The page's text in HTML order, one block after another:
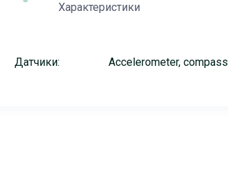
Характеристики
Датчики: Accelerometer, compass